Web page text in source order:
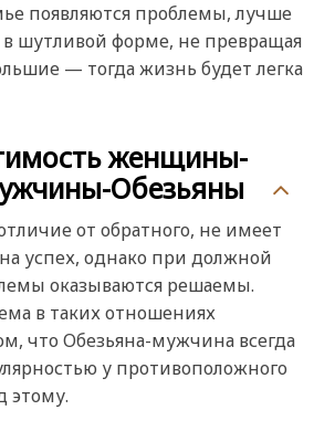
появляются проблемы, лучше
в шутливой форме, не превращая
— тогда жизнь будет легка
женщины-
Обезьяны
от обратного, не имеет
успех, однако при должной
оказываются решаемы.
в таких отношениях
что Обезьяна-мужчина всегда
у противоположного
этому.